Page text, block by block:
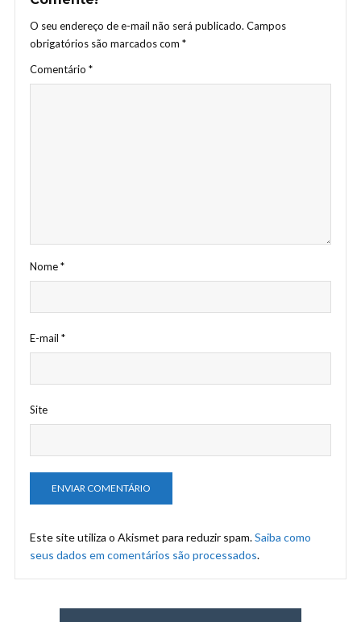
O seu endereço de e-mail não será publicado. Campos
obrigatórios são marcados com *
Comentário *
Nome*
E-mail *
Site
Este site utiliza o Akismet para reduzir spam.Saiba como
seus dados em comentários são processados.